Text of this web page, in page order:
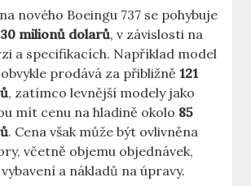
nového Boeingu 737 se‍ pohybuje
milionů dolarů, v závislosti na
a ⁤specifikacích. Například model
obvykle prodává za přibližně 121
, zatímco‍ levnější modely jako
mít cenu ⁢na hladině okolo 85
.⁤ Cena však může být ‌ovlivněna
včetně objemu objednávek,
a nákladů​ na úpravy.